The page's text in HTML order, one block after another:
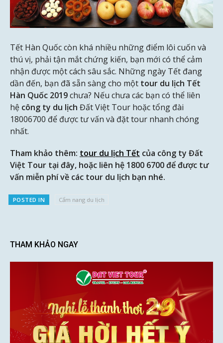
Tết Hàn Quốc còn khá nhiều những điểm lôi cuốn và
thú vị, phải tận mắt chứng kiến, bạn mới có thể cảm
nhận được một cách sâu sắc. Những ngày Tết đang
dần đến, bạn đã sẵn sàng cho một tour du lịch Tết
Hàn Quốc 2019chưa? Nếu chưa các bạn có thể liên
hệ công ty du lịch Đất Việt Tour hoặc tổng đài
18006700 để được tư vấn và đặt tour nhanh chóng
nhất.
Tham khảo thêm: tour du lịch Tết của công ty Đất
Việt Tour tại đây, hoặc liên hệ 1800 6700 để được tư
vấn miễn phí về các tour du lịch bạn nhé.
POSTED IN Cẩm nang du lịch
THAM KHẢO NGAY